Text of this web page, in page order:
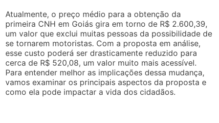
Atualmente, o preço médio para a obtenção da
primeira CNH em Goiás gira em torno de R$ 2.600,39,
um valor que exclui muitas pessoas da possibilidade de
se tornarem motoristas. Com a proposta em análise,
esse custo poderá ser drasticamente reduzido para
cerca de R$ 520,08, um valor muito mais acessível.
Para entender melhor as implicações dessa mudança,
vamos examinar os principais aspectos da proposta e
como ela pode impactar a vida dos cidadãos.